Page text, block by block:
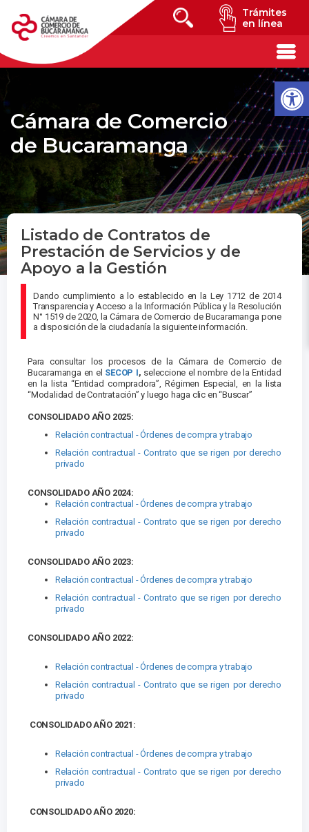
Trámites
en línea
Cámara de Comercio
de Bucaramanga
Listado de Contratos de
Prestación de Servicios y de
Apoyo a la Gestión
Dando cumplimiento a lo establecido en la Ley 1712 de 2014
Transparencia y Acceso a la Información Pública y la Resolución
N° 1519 de 2020, la Cámara de Comercio de Bucaramanga pone
a disposición de la ciudadanía la siguiente información.
Para consultar los procesos de la Cámara de Comercio de
Bucaramanga en el SECOP I, seleccione el nombre de la Entidad
en la lista “Entidad compradora”, Régimen Especial, en la lista
“Modalidad de Contratación” y luego haga clic en “Buscar”
CONSOLIDADO AÑO 2025:
Relación contractual - Órdenes de compra y trabajo
Relación contractual - Contrato que se rigen por derecho
privado
CONSOLIDADO AÑO 2024:
Relación contractual - Órdenes de compra y trabajo
Relación contractual - Contrato que se rigen por derecho
privado
CONSOLIDADO AÑO 2023:
Relación contractual - Órdenes de compra y trabajo
Relación contractual - Contrato que se rigen por derecho
privado
CONSOLIDADO AÑO 2022:
Relación contractual - Órdenes de compra y trabajo
Relación contractual - Contrato que se rigen por derecho
privado
CONSOLIDADO AÑO 2021:
Relación contractual - Órdenes de compra y trabajo
Relación contractual - Contrato que se rigen por derecho
privado
CONSOLIDADO AÑO 2020: